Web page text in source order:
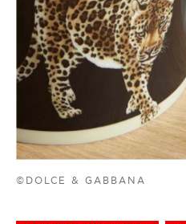
©DOLCE & GABBANA